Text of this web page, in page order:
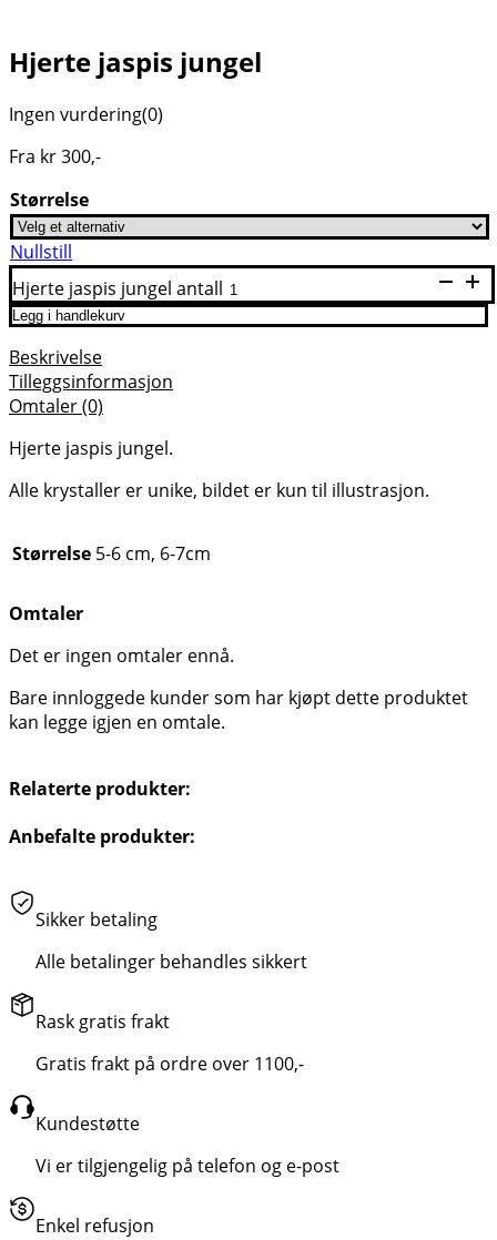
Hjerte jaspis jungel
Ingen vurdering(0)
Fra kr300,-
Størrelse
Nullstill
Hjerte jaspis jungel antall
Legg i handlekurv
Beskrivelse
Tilleggsinformasjon
Omtaler (0)
Hjerte jaspis jungel.
Alle krystaller er unike, bildet er kun til illustrasjon.
Størrelse 5-6 cm, 6-7cm
Omtaler
Det er ingen omtaler ennå.
Bare innloggede kunder som har kjøpt dette produktet
kan legge igjen en omtale.
Relaterte produkter:
Anbefalte produkter:
Sikker betaling
Alle betalinger behandles sikkert
Rask gratis frakt
Gratis frakt på ordre over 1100,-
Kundestøtte
Vi er tilgjengelig på telefon og e-post
Enkel refusjon